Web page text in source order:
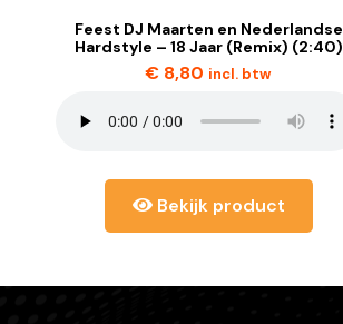
Feest DJ Maarten en Nederlandse
Hardstyle – 18 Jaar (Remix) (2:40)
€ 8,80 incl. btw
Bekijk product